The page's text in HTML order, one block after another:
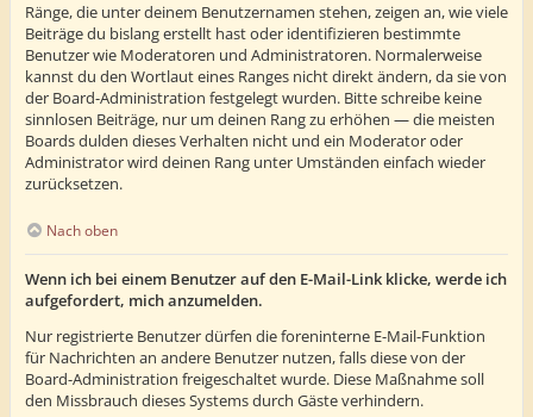
Ränge, die unter deinem Benutzernamen stehen, zeigen an, wie viele
Beiträge du bislang erstellt hast oder identifizieren bestimmte
Benutzer wie Moderatoren und Administratoren. Normalerweise
kannst du den Wortlaut eines Ranges nicht direkt ändern, da sie von
der Board-Administration festgelegt wurden. Bitte schreibe keine
sinnlosen Beiträge, nur um deinen Rang zu erhöhen — die meisten
Boards dulden dieses Verhalten nicht und ein Moderator oder
Administrator wird deinen Rang unter Umständen einfach wieder
zurücksetzen.
Nach oben
Wenn ich bei einem Benutzer auf den E-Mail-Link klicke, werde ich
aufgefordert, mich anzumelden.
Nur registrierte Benutzer dürfen die foreninterne E-Mail-Funktion
für Nachrichten an andere Benutzer nutzen, falls diese von der
Board-Administration freigeschaltet wurde. Diese Maßnahme soll
den Missbrauch dieses Systems durch Gäste verhindern.